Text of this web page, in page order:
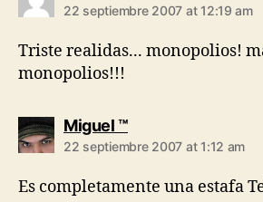
22 septiembre 2007 at 12:19 am
Triste realidas... monopolios!
monopolios!!!
Miguel ™says:
22 septiembre 2007 at 1:12 am
Es completamente una estafa